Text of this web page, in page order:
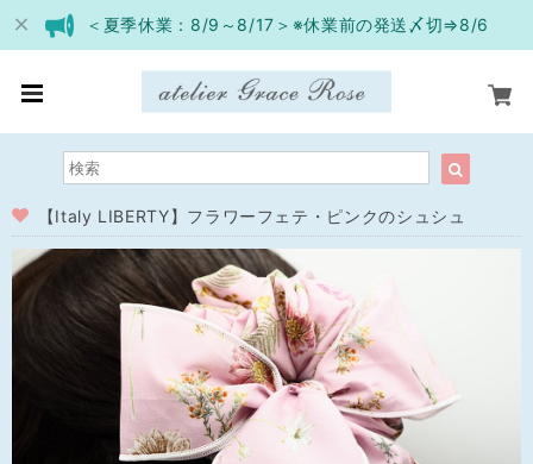
＜夏季休業：8/9～8/17＞※休業前の発送〆切⇒8/6
【Italy LIBERTY】フラワーフェテ・ピンクのシュシュ